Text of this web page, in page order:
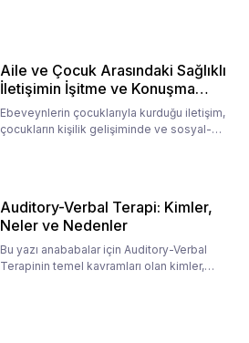
Aile ve Çocuk Arasındaki Sağlıklı
İletişimin İşitme ve Konuşma
Rehabilitasyonundaki Rolü
Ebeveynlerin çocuklarıyla kurduğu iletişim,
çocukların kişilik gelişiminde ve sosyal-
Auditory-Verbal Terapi: Kimler,
Neler ve Nedenler
Bu yazı anababalar için Auditory-Verbal
Terapinin temel kavramları olan kimler,